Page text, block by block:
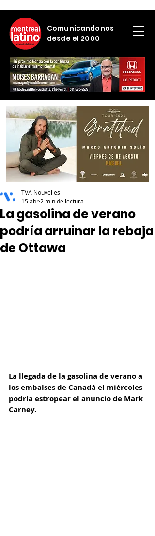
Comunicandonos
desde el 2000
La gasolina de verano
podría arruinar la rebaja
de Ottawa
TVA Nouvelles
15 abr 2 min de lectura
La llegada de la gasolina de verano a
los embalses de Canadá el miércoles
podría estropear el anuncio de Mark
Carney.